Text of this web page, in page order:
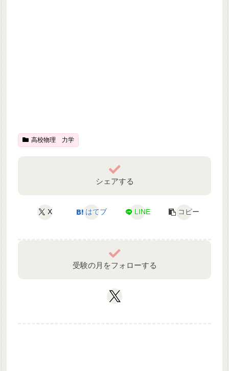
高校物理 力学
シェアする
X はてブ LINE コピー
受験の月をフォローする